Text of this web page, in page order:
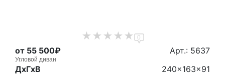
0
от 55 500₽ Арт.: 5637
Угловой диван
ДxГxВ 240x163x91